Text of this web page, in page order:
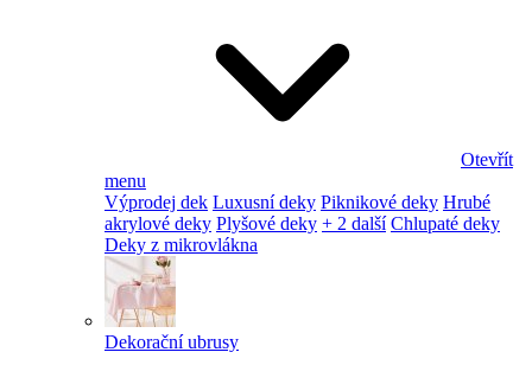
Otevřít
menu
Výprodej dek Luxusní deky Piknikové deky Hrubé
akrylové deky Plyšové deky + 2 další Chlupaté deky
Deky z mikrovlákna
Dekorační ubrusy